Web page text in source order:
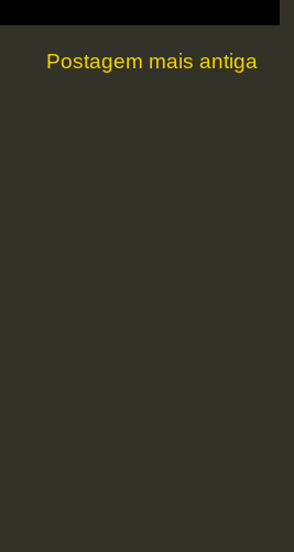
Postagem mais antiga